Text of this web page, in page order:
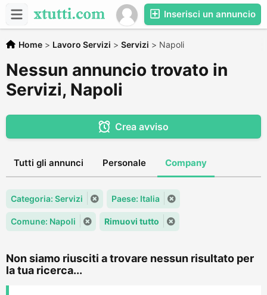
Inserisci un annuncio
Home > Lavoro Servizi > Servizi > Napoli
Nessun annuncio trovato in
Servizi, Napoli
Crea avviso
Tutti gli annunci Personale Company
Categoria: Servizi Paese: Italia
Comune: Napoli Rimuovi tutto
Non siamo riusciti a trovare nessun risultato per
la tua ricerca...